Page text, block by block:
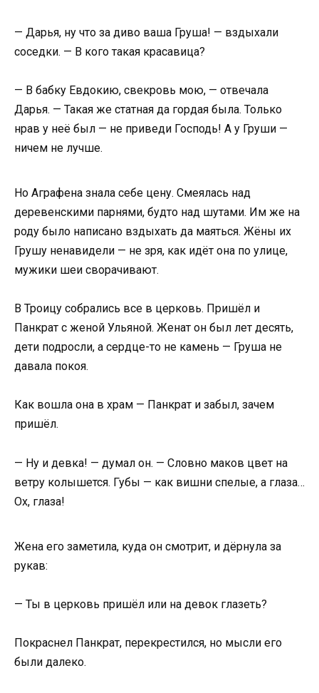
— Дарья, ну что за диво ваша Груша! — вздыхали
соседки. — В кого такая красавица?
— В бабку Евдокию, свекровь мою, — отвечала
Дарья. — Такая же статная да гордая была. Только
нрав у неё был — не приведи Господь! А у Груши —
ничем не лучше.
Но Аграфена знала себе цену. Смеялась над
деревенскими парнями, будто над шутами. Им же на
роду было написано вздыхать да маяться. Жёны их
Грушу ненавидели — не зря, как идёт она по улице,
мужики шеи сворачивают.
В Троицу собрались все в церковь. Пришёл и
Панкрат с женой Ульяной. Женат он был лет десять,
дети подросли, а сердце-то не камень — Груша не
давала покоя.
Как вошла она в храм — Панкрат и забыл, зачем
пришёл.
— Ну и девка! — думал он. — Словно маков цвет на
ветру колышется. Губы — как вишни спелые, а глаза…
Ох, глаза!
Жена его заметила, куда он смотрит, и дёрнула за
рукав:
— Ты в церковь пришёл или на девок глазеть?
Покраснел Панкрат, перекрестился, но мысли его
были далеко.